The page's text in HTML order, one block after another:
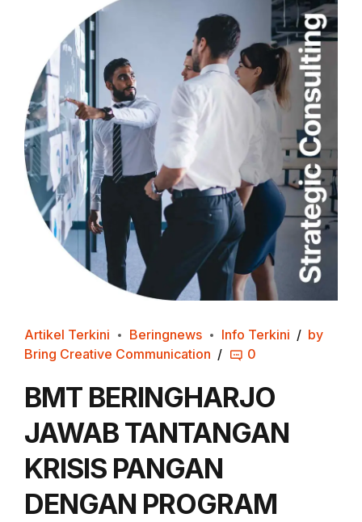
Artikel Terkini Beringnews Info Terkini
by
Bring Creative Communication
0
BMT BERINGHARJO
JAWAB TANTANGAN
KRISIS PANGAN
DENGAN PROGRAM